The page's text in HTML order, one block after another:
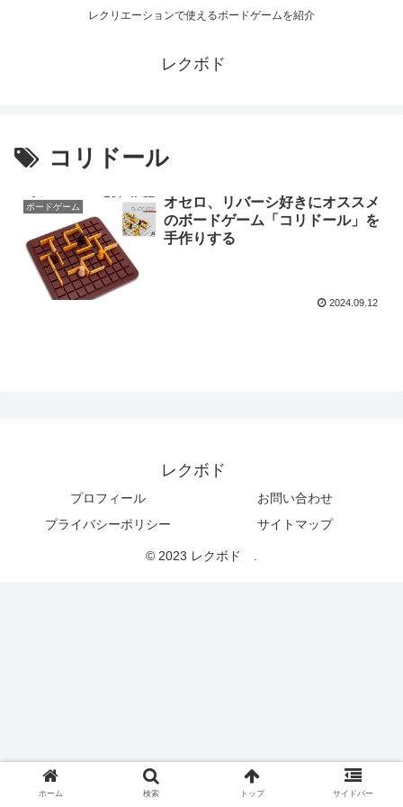
レクリエーションで使えるボードゲームを紹介
レクボド
コリドール
ボードゲーム
オセロ、リバーシ好きにオススメ
のボードゲーム「コリドール」を
手作りする
2024.09.12
レクボド
プロフィール
お問い合わせ
プライバシーポリシー
サイトマップ
© 2023 レクボド .
ホーム 検索 トップ サイドバー